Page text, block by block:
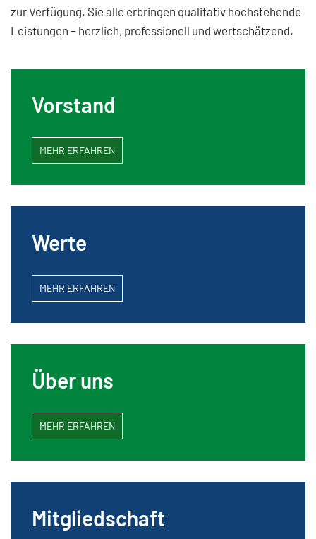
zur Verfügung. Sie alle erbringen qualitativ hochstehende
Leistungen – herzlich, professionell und wertschätzend.
Vorstand
MEHR ERFAHREN
Werte
MEHR ERFAHREN
Über uns
MEHR ERFAHREN
Mitgliedschaft